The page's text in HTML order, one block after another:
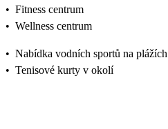
• Fitness centrum
• Wellness centrum
• Nabídka vodních sportů na plážích
• Tenisové kurty v okolí